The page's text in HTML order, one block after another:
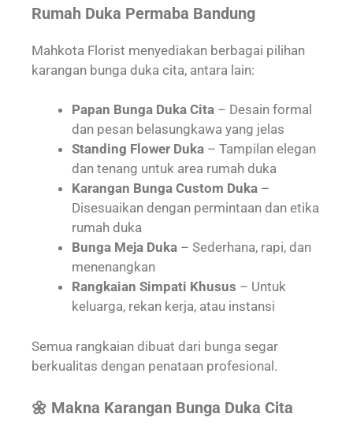
Rumah Duka Permaba Bandung
Mahkota Florist menyediakan berbagai pilihan
karangan bunga duka cita, antara lain:
Papan Bunga Duka Cita – Desain formal
dan pesan belasungkawa yang jelas
Standing Flower Duka – Tampilan elegan
dan tenang untuk area rumah duka
Karangan Bunga Custom Duka –
Disesuaikan dengan permintaan dan etika
rumah duka
Bunga Meja Duka – Sederhana, rapi, dan
menenangkan
Rangkaian Simpati Khusus – Untuk
keluarga, rekan kerja, atau instansi
Semua rangkaian dibuat dari bunga segar
berkualitas dengan penataan profesional.
🌼 Makna Karangan Bunga Duka Cita